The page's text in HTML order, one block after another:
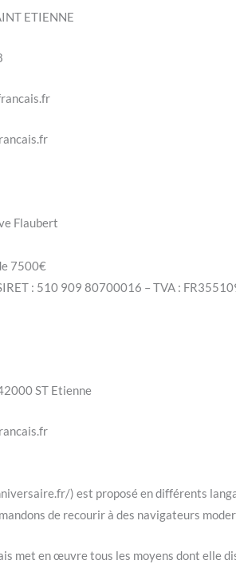
ETIENNE
Flaubert
7500€
: 510 909 80700016 – TVA :
ST Etienne
) est proposé en différents
de recourir à des navigateurs
met en œuvre tous les moyens dont elle